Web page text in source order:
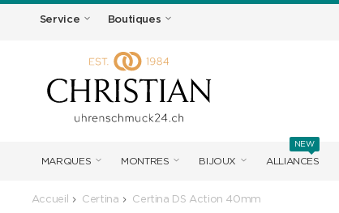
Service Boutiques
MARQUES MONTRES BIJOUX ALLIANCES
NEW
Accueil Certina Certina DS Action 40mm